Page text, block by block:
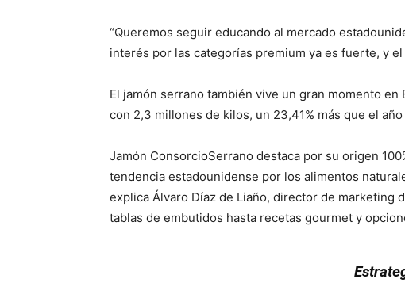
“Queremos seguir educando al mercado
interés por las categorías premium ya es fuerte, y
El jamón serrano también vive un gran momento
con 2,3 millones de kilos, un 23,41% más que el
Jamón ConsorcioSerrano destaca por su origen
tendencia estadounidense por los alimentos
explica Álvaro Díaz de Liaño, director de marketing
tablas de embutidos hasta recetas gourmet y